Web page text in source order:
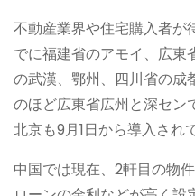
不動産業界や住宅購入者が
でに福建省のアモイ、広東
の武漢、鄂州、四川省の成
のほど広東省広州と深セン
北京も9月1日から導入され
中国では現在、2軒目の物